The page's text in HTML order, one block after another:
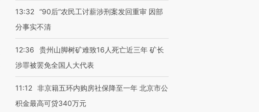
13:32 “90后”农民工讨薪涉刑案发回重审 因部
分事实不清
12:36
贵州山脚树矿难致16人死亡近三年 矿长
涉罪被罢免全国人大代表
11:12 非京籍五环内购房社保降至一年 北京市公
积金最高可贷340万元